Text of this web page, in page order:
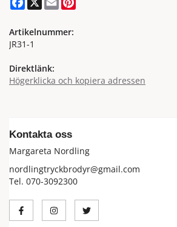
Artikelnummer:
JR31-1
Direktlänk:
Högerklicka och kopiera adressen
Kontakta oss
Margareta Nordling
nordlingtryckbrodyr@gmail.com
Tel. 070-3092300